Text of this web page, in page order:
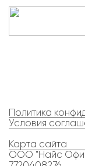
Политика
Условия
Карта сайта
ООО "Найс